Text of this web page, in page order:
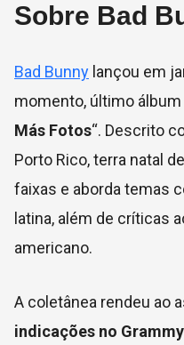
Sobre Bad
Bad Bunny lançou em
momento, último
Más Fotos“. Descrito
Porto Rico, terra natal
faixas e aborda temas
latina, além de críticas
americano.
A coletânea rendeu ao
indicações no